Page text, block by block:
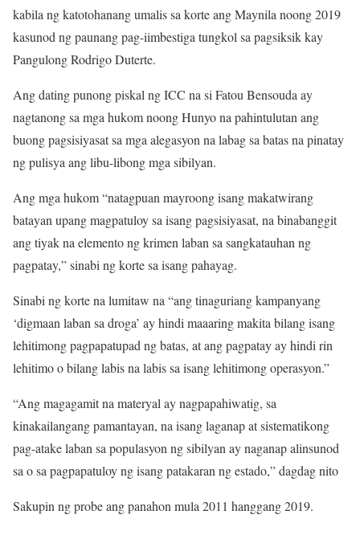
kabila ng katotohanang umalis sa korte ang Maynila noong 2019
kasunod ng paunang pag-iimbestiga tungkol sa pagsiksik kay
Pangulong Rodrigo Duterte.
Ang dating punong piskal ng ICC na si Fatou Bensouda ay
nagtanong sa mga hukom noong Hunyo na pahintulutan ang
buong pagsisiyasat sa mga alegasyon na labag sa batas na pinatay
ng pulisya ang libu-libong mga sibilyan.
Ang mga hukom “natagpuan mayroong isang makatwirang
batayan upang magpatuloy sa isang pagsisiyasat, na binabanggit
ang tiyak na elemento ng krimen laban sa sangkatauhan ng
pagpatay,” sinabi ng korte sa isang pahayag.
Sinabi ng korte na lumitaw na “ang tinaguriang kampanyang
‘digmaan laban sa droga’ ay hindi maaaring makita bilang isang
lehitimong pagpapatupad ng batas, at ang pagpatay ay hindi rin
lehitimo o bilang labis na labis sa isang lehitimong operasyon.”
“Ang magagamit na materyal ay nagpapahiwatig, sa
kinakailangang pamantayan, na isang laganap at sistematikong
pag-atake laban sa populasyon ng sibilyan ay naganap alinsunod
sa o sa pagpapatuloy ng isang patakaran ng estado,” dagdag nito
Sakupin ng probe ang panahon mula 2011 hanggang 2019.